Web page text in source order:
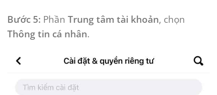
Bước 5: Phần Trung tâm tài khoản, chọn
Thông tin cá nhân.